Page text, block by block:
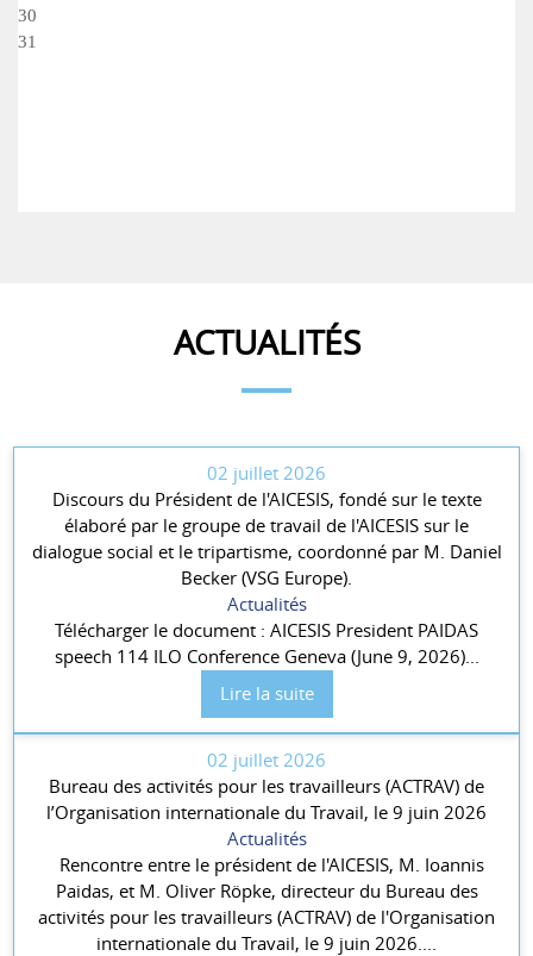
30
31
ACTUALITÉS
02 juillet 2026
Discours du Président de l'AICESIS, fondé sur le texte
élaboré par le groupe de travail de l'AICESIS sur le
dialogue social et le tripartisme, coordonné par M. Daniel
Becker (VSG Europe).
Actualités
Télécharger le document : AICESIS President PAIDAS
speech 114 ILO Conference Geneva (June 9, 2026)...
Lire la suite
02 juillet 2026
Bureau des activités pour les travailleurs (ACTRAV) de
l’Organisation internationale du Travail, le 9 juin 2026
Actualités
Rencontre entre le président de l'AICESIS, M. Ioannis
Paidas, et M. Oliver Röpke, directeur du Bureau des
activités pour les travailleurs (ACTRAV) de l'Organisation
internationale du Travail, le 9 juin 2026....